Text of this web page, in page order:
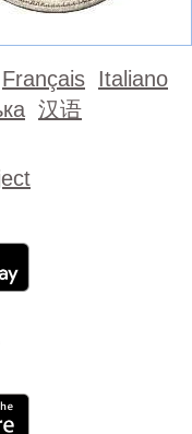
Français Italiano
汉语